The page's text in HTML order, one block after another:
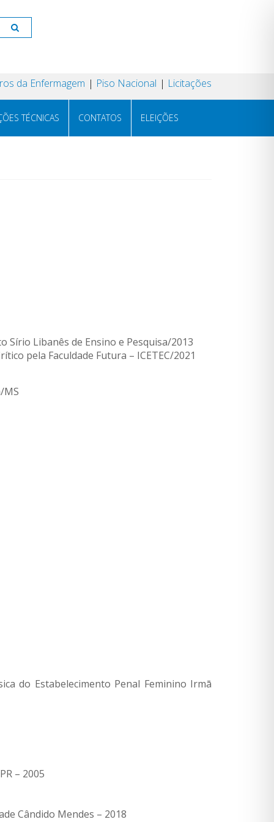
da Enfermagem Piso Nacional Licitações
TÉCNICAS CONTATOS ELEIÇÕES
Sírio Libanês de Ensino e Pesquisa/2013
pela Faculdade Futura – ICETEC/2021
MS
do Estabelecimento Penal Feminino Irmā
– 2005
Cândido Mendes – 2018